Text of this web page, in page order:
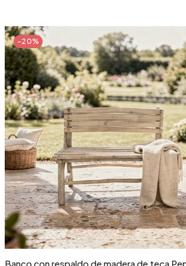
-20%
Añadir a la cesta
Banco con respaldo de madera de teca